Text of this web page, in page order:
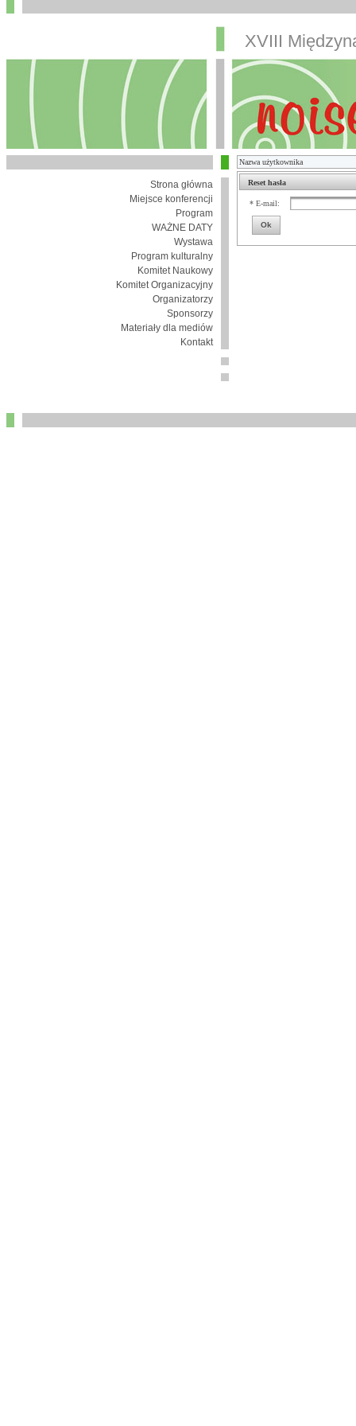
XVIII
Strona główna
Miejsce konferencji
Program
WAŻNE DATY
Wystawa
Program kulturalny
Komitet Naukowy
Komitet Organizacyjny
Organizatorzy
Sponsorzy
Materiały dla mediów
Kontakt
Reset hasła
* E-mail:
Ok